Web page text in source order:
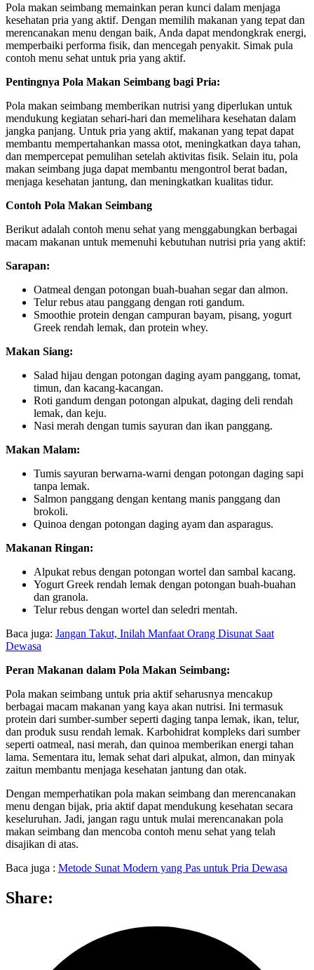
Pola makan seimbang memainkan peran kunci dalam menjaga
kesehatan pria yang aktif. Dengan memilih makanan yang tepat dan
merencanakan menu dengan baik, Anda dapat mendongkrak energi,
memperbaiki performa fisik, dan mencegah penyakit. Simak pula
contoh menu sehat untuk pria yang aktif.
Pentingnya Pola Makan Seimbang bagi Pria:
Pola makan seimbang memberikan nutrisi yang diperlukan untuk
mendukung kegiatan sehari-hari dan memelihara kesehatan dalam
jangka panjang. Untuk pria yang aktif, makanan yang tepat dapat
membantu mempertahankan massa otot, meningkatkan daya tahan,
dan mempercepat pemulihan setelah aktivitas fisik. Selain itu, pola
makan seimbang juga dapat membantu mengontrol berat badan,
menjaga kesehatan jantung, dan meningkatkan kualitas tidur.
Contoh Pola Makan Seimbang
Berikut adalah contoh menu sehat yang menggabungkan berbagai
macam makanan untuk memenuhi kebutuhan nutrisi pria yang aktif:
Sarapan:
Oatmeal dengan potongan buah-buahan segar dan almon.
Telur rebus atau panggang dengan roti gandum.
Smoothie protein dengan campuran bayam, pisang, yogurt
Greek rendah lemak, dan protein whey.
Makan Siang:
Salad hijau dengan potongan daging ayam panggang, tomat,
timun, dan kacang-kacangan.
Roti gandum dengan potongan alpukat, daging deli rendah
lemak, dan keju.
Nasi merah dengan tumis sayuran dan ikan panggang.
Makan Malam:
Tumis sayuran berwarna-warni dengan potongan daging sapi
tanpa lemak.
Salmon panggang dengan kentang manis panggang dan
brokoli.
Quinoa dengan potongan daging ayam dan asparagus.
Makanan Ringan:
Alpukat rebus dengan potongan wortel dan sambal kacang.
Yogurt Greek rendah lemak dengan potongan buah-buahan
dan granola.
Telur rebus dengan wortel dan seledri mentah.
Baca juga: Jangan Takut, Inilah Manfaat Orang Disunat Saat
Dewasa
Peran Makanan dalam Pola Makan Seimbang:
Pola makan seimbang untuk pria aktif seharusnya mencakup
berbagai macam makanan yang kaya akan nutrisi. Ini termasuk
protein dari sumber-sumber seperti daging tanpa lemak, ikan, telur,
dan produk susu rendah lemak. Karbohidrat kompleks dari sumber
seperti oatmeal, nasi merah, dan quinoa memberikan energi tahan
lama. Sementara itu, lemak sehat dari alpukat, almon, dan minyak
zaitun membantu menjaga kesehatan jantung dan otak.
Dengan memperhatikan pola makan seimbang dan merencanakan
menu dengan bijak, pria aktif dapat mendukung kesehatan secara
keseluruhan. Jadi, jangan ragu untuk mulai merencanakan pola
makan seimbang dan mencoba contoh menu sehat yang telah
disajikan di atas.
Baca juga : Metode Sunat Modern yang Pas untuk Pria Dewasa
Share: